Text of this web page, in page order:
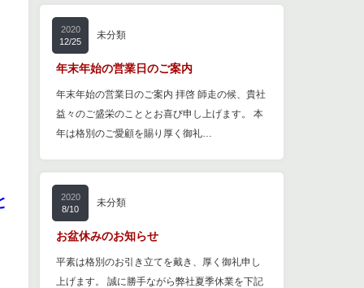
2020
12/25
未分類
年末年始の営業日のご案内
年末年始の営業日のご案内 拝啓 師走の候、貴社
益々のご盛栄のこととお喜び申し上げます。 本
年は格別のご愛顧を賜り厚く御礼…
2020
8/10
未分類
お盆休みのお知らせ
平素は格別のお引き立てを戴き、厚く御礼申し
上げます。 誠に勝手ながら弊社夏季休業を下記